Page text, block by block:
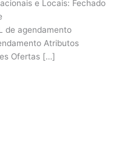
e Locais: Fechado
de agendamento
Atributos
Ofertas […]